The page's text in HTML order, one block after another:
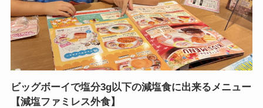
ビッグボーイで塩分3g以下の減塩食に出来るメニュー
【減塩ファミレス外食】